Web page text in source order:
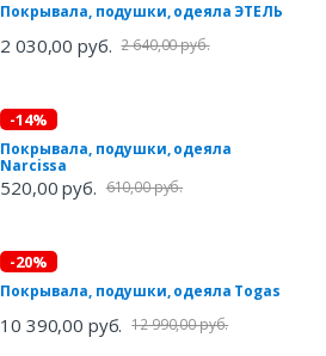
Покрывала, подушки, одеяла ЭТЕЛЬ
2 030,00 руб. 2 640,00 руб.
-14%
Покрывала, подушки, одеяла
Narcissa
520,00 руб. 610,00 руб.
-20%
Покрывала, подушки, одеяла Togas
10 390,00 руб. 12 990,00 руб.